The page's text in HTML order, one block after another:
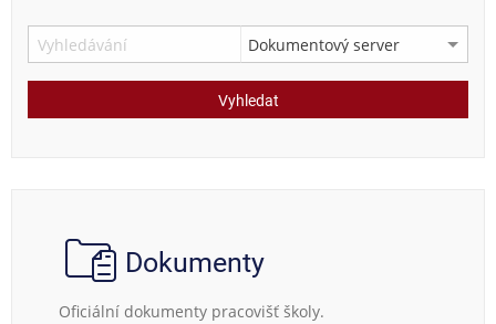
Vyhledat
Dokumenty
Oficiální dokumenty pracovišť školy.